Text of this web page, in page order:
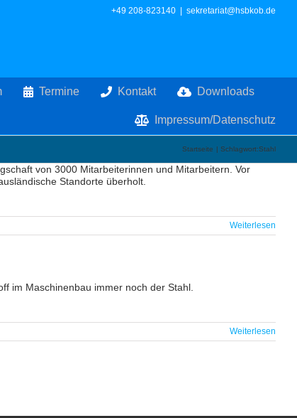
+49 208-823140 sekretariat@hsbkob.de
Termine Kontakt Downloads
Impressum/Datenschutz
Startseite Schlagwort:Stahl
von 3000 Mitarbeiterinnen und Mitarbeitern. Vor
Standorte überholt.
Weiterlesen
im Maschinenbau immer noch der Stahl.
Weiterlesen